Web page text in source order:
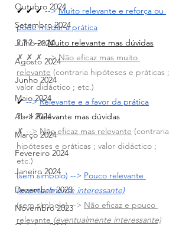
Outubro 2024
Setembro 2024
Julho 2024
Agosto 2024
Junho 2024
Maio 2024
Abril 2024
Março 2024
Fevereiro 2024
Janeiro 2024
Dezembro 2023
Novembro 2023
✔ ✔ ✔ --> Muito relevante e reforça ou
pode mudar a prática
? ? ? --> Muito relevante mas dúvidas
✗ ✗ ✗ --> Não eficaz mas muito
relevante (contraria hipóteses e práticas ;
valor didáctico ; etc.)
✔ --> Relevante e a favor da prática
? --> Relevante mas dúvidas
✗ --> Não eficaz mas relevante (contraria
hipóteses e práticas ; valor didáctico ;
etc.)
(sem símbolo) --> Pouco relevante
(eventualmente interessante)
(sem símbolo) --> Não eficaz e pouco
relevante (eventualmente interessante)